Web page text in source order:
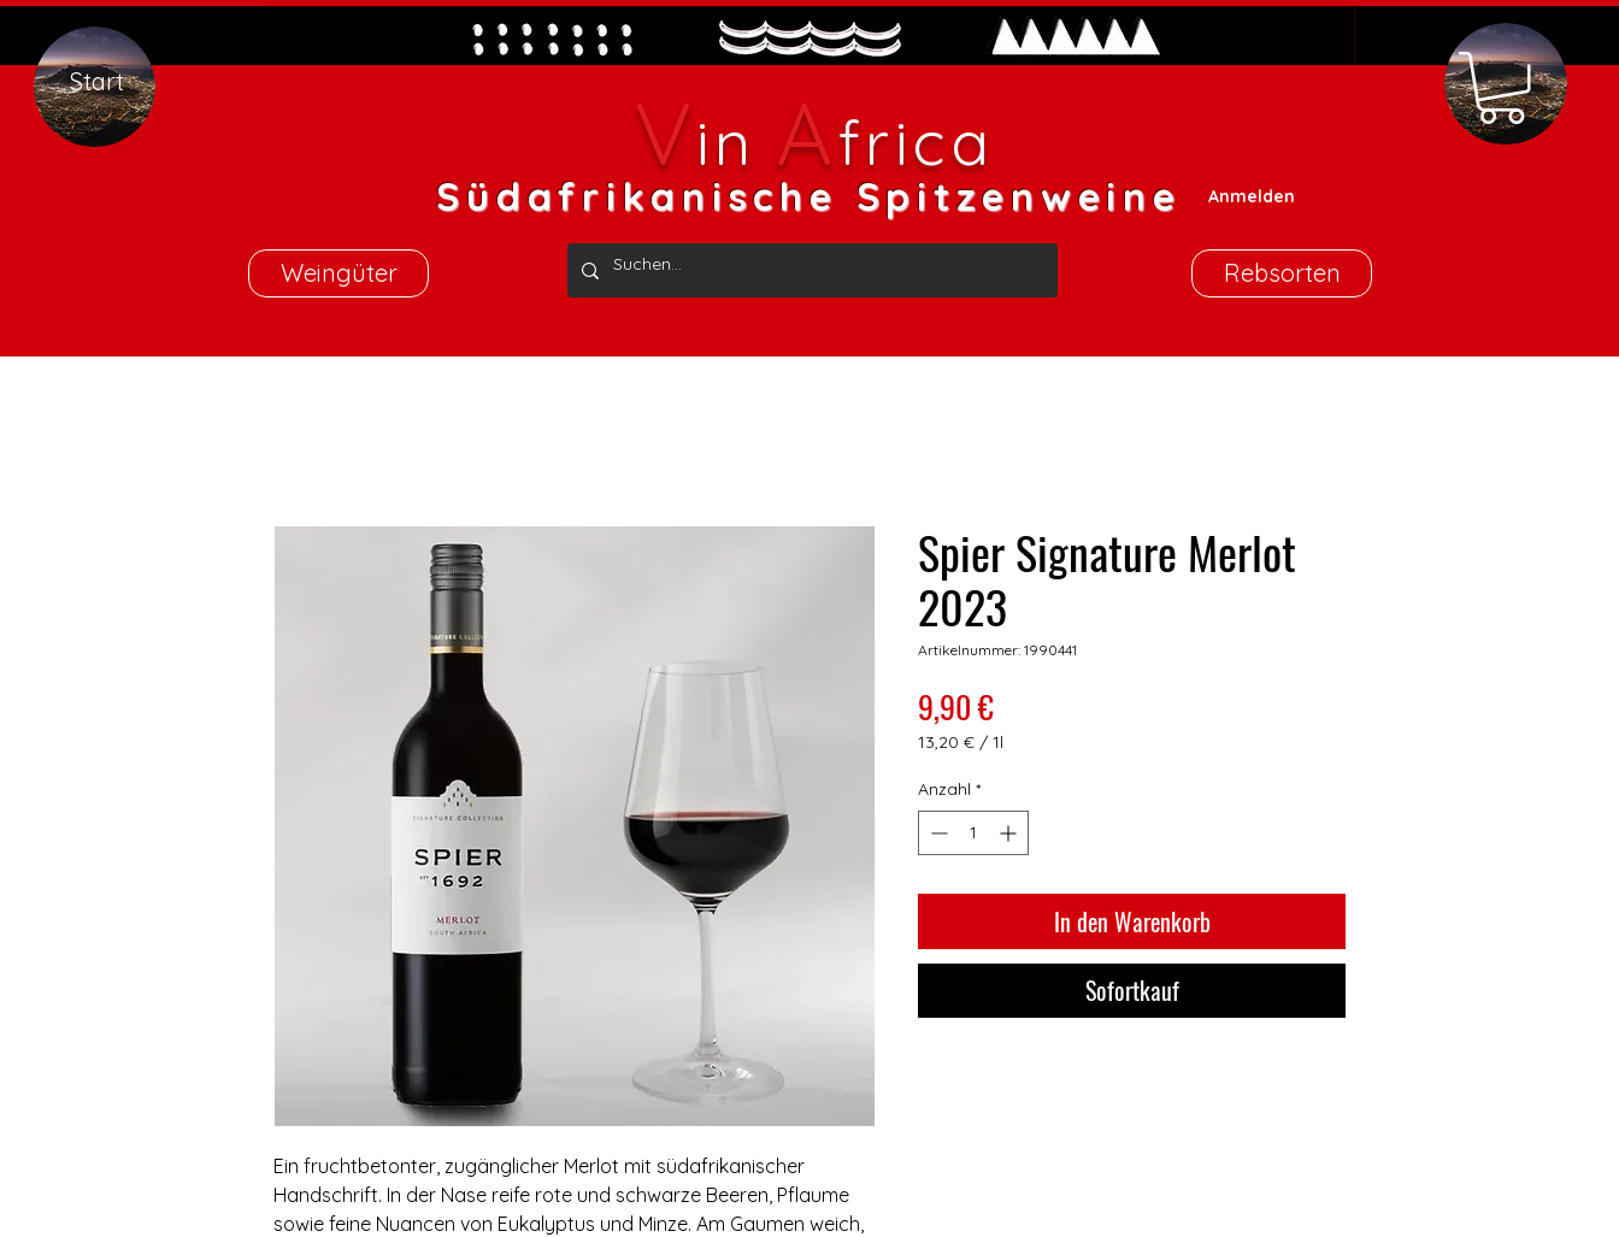
Start
Weingüter
Vin Africa
Südafrikanische Spitzenweine Anmelden
Rebsorten
Ein fruchtbetonter, zugänglicher Merlot mit südafrikanischer
Handschrift. In der Nase reife rote und schwarze Beeren, Pflaume
sowie feine Nuancen von Eukalyptus und Minze. Am Gaumen weich,
Spier Signature Merlot
2023
Artikelnummer: 1990441
9,90 €Preis
13,20 € / 1l
pro
1
Liter
Anzahl *
In den Warenkorb
Sofortkauf